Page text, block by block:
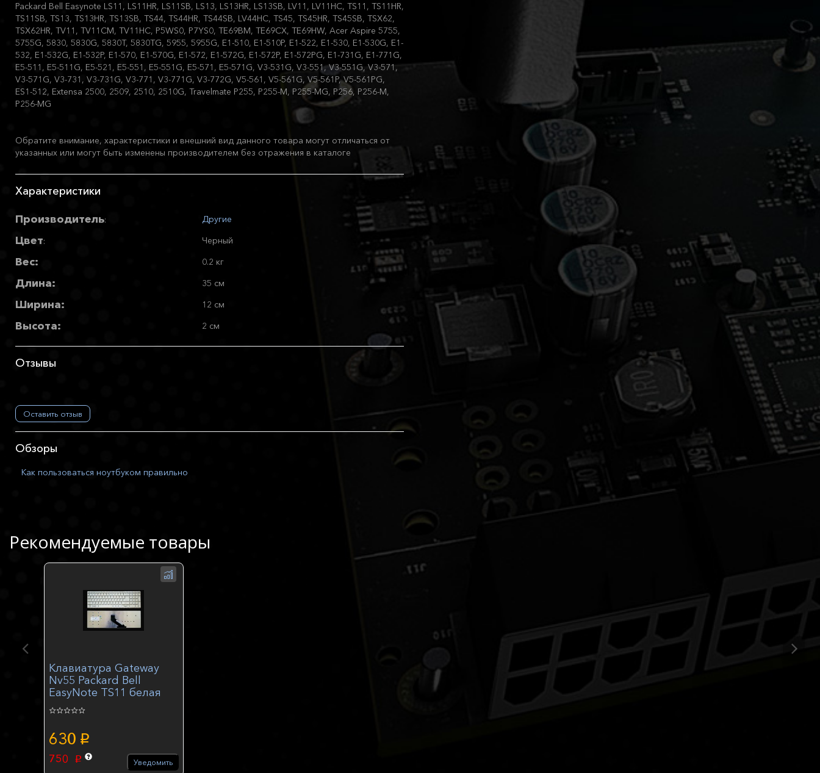
Packard Bell Easynote LS11, LS11HR, LS11SB, LS13, LS13HR, LS13SB, LV11, LV11HC, TS11, TS11HR,
TS11SB, TS13, TS13HR, TS13SB, TS44, TS44HR, TS44SB, LV44HC, TS45, TS45HR, TS45SB, TSX62,
TSX62HR, TV11, TV11CM, TV11HC, P5WS0, P7YS0, TE69BM, TE69CX, TE69HW, Acer Aspire 5755,
5755G, 5830, 5830G, 5830T, 5830TG, 5955, 5955G, E1-510, E1-510P, E1-522, E1-530, E1-530G, E1-
532, E1-532G, E1-532P, E1-570, E1-570G, E1-572, E1-572G, E1-572P, E1-572PG, E1-731G, E1-771G,
E5-511, E5-511G, E5-521, E5-551, E5-551G, E5-571, E5-571G, V3-531G, V3-551, V3-551G, V3-571,
V3-571G, V3-731, V3-731G, V3-771, V3-771G, V3-772G, V5-561, V5-561G, V5-561P, V5-561PG,
ES1-512, Extensa 2500, 2509, 2510, 2510G, Travelmate P255, P255-M, P255-MG, P256, P256-M,
P256-MG
Обратите внимание, характеристики и внешний вид данного товара могут отличаться от
указанных или могут быть изменены производителем без отражения в каталоге
Характеристики
Производитель: Другие
Цвет: Черный
Вес: 0.2 кг
Длина: 35 см
Ширина: 12 см
Высота: 2 см
Отзывы
Оставить отзыв
Обзоры
Как пользоваться ноутбуком правильно
Рекомендуемые товары
Клавиатура Gateway
Nv55 Packard Bell
EasyNote TS11 белая
630 p
750 p Уведомить